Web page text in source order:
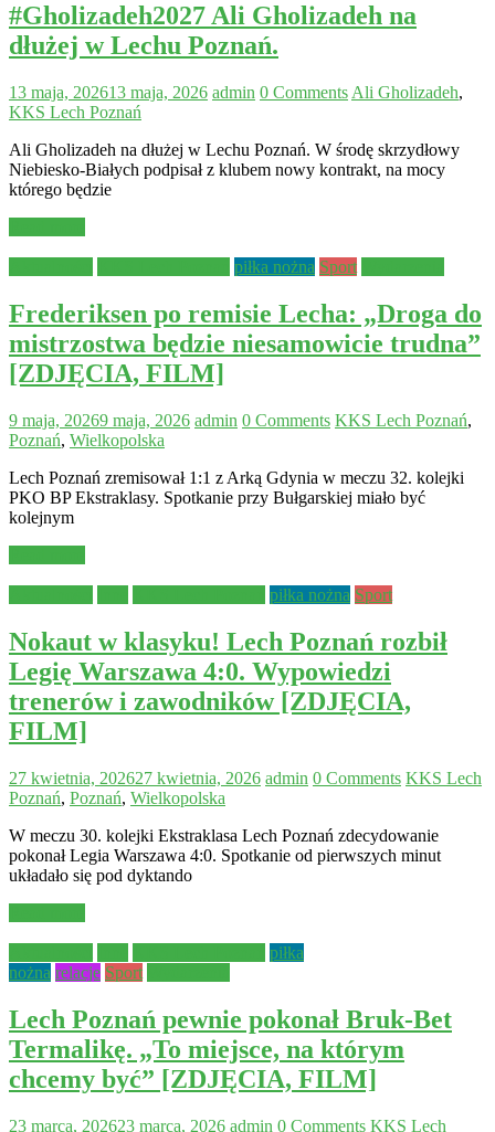
#Gholizadeh2027 Ali Gholizadeh na
dłużej w Lechu Poznań.
13 maja, 202613 maja, 2026 admin 0 Comments Ali Gholizadeh,
KKS Lech Poznań
Ali Gholizadeh na dłużej w Lechu Poznań. W środę skrzydłowy
Niebiesko-Białych podpisał z klubem nowy kontrakt, na mocy
którego będzie
piłka nożna Sport
Frederiksen po remisie Lecha: „Droga do
mistrzostwa będzie niesamowicie trudna”
[ZDJĘCIA, FILM]
9 maja, 20269 maja, 2026 admin 0 Comments KKS Lech Poznań,
Poznań, Wielkopolska
Lech Poznań zremisował 1:1 z Arką Gdynia w meczu 32. kolejki
PKO BP Ekstraklasy. Spotkanie przy Bułgarskiej miało być
kolejnym
piłka nożna Sport
Nokaut w klasyku! Lech Poznań rozbił
Legię Warszawa 4:0. Wypowiedzi
trenerów i zawodników [ZDJĘCIA,
FILM]
27 kwietnia, 202627 kwietnia, 2026 admin 0 Comments KKS Lech
Poznań, Poznań, Wielkopolska
W meczu 30. kolejki Ekstraklasa Lech Poznań zdecydowanie
pokonał Legia Warszawa 4:0. Spotkanie od pierwszych minut
układało się pod dyktando
piłka
nożna relacje Sport
Lech Poznań pewnie pokonał Bruk-Bet
Termalikę. „To miejsce, na którym
chcemy być” [ZDJĘCIA, FILM]
23 marca, 202623 marca, 2026 admin 0 Comments KKS Lech